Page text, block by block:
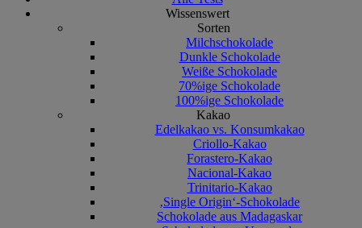
Wissenswert
Sorten
Milchschokolade
Dunkle Schokolade
Weiße Schokolade
70%ige Schokolade
100%ige Schokolade
Kakao
Edelkakao vs. Konsumkakao
Criollo-Kakao
Forastero-Kakao
Nacional-Kakao
Trinitario-Kakao
‚Single Origin‘-Schokolade
Schokolade aus Madagaskar